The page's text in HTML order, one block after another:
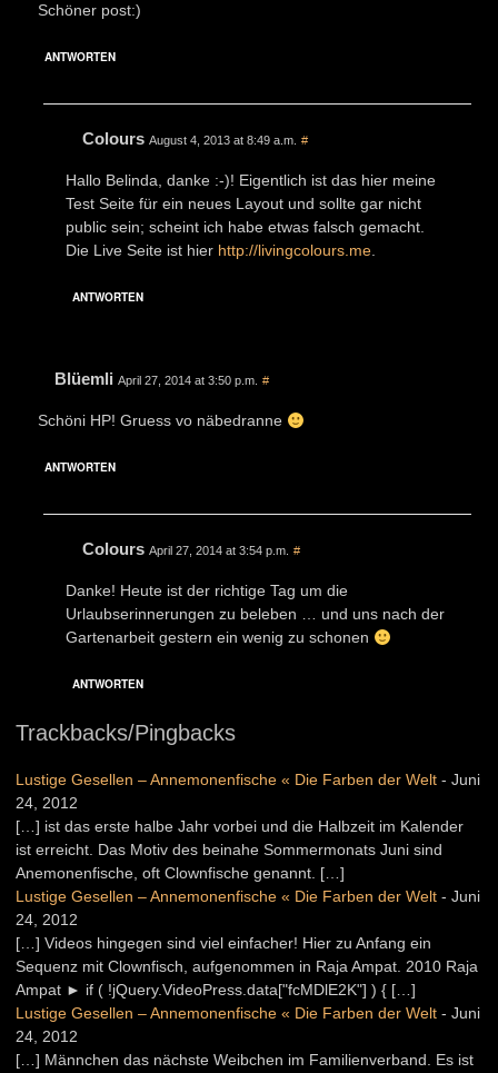
Schöner post:)
ANTWORTEN
Colours August 4, 2013 at 8:49 a.m. #
Hallo Belinda, danke :-)! Eigentlich ist das hier meine
Test Seite für ein neues Layout und sollte gar nicht
public sein; scheint ich habe etwas falsch gemacht.
Die Live Seite ist hier http://livingcolours.me
ANTWORTEN
Blüemli April 27, 2014 at 3:50 p.m. #
Schöni HP! Gruess vo näbedranne
ANTWORTEN
Colours April 27, 2014 at 3:54 p.m. #
Danke! Heute ist der richtige Tag um die
Urlaubserinnerungen zu beleben … und uns nach der
Gartenarbeit gestern ein wenig zu schonen
ANTWORTEN
Trackbacks/Pingbacks
Lustige Gesellen – Annemonenfische « Die Farben der Welt - Juni
24, 2012
[…] ist das erste halbe Jahr vorbei und die Halbzeit im Kalender
ist erreicht. Das Motiv des beinahe Sommermonats Juni sind
Anemonenfische, oft Clownfische genannt. […]
Lustige Gesellen – Annemonenfische « Die Farben der Welt - Juni
24, 2012
[…] Videos hingegen sind viel einfacher! Hier zu Anfang ein
Sequenz mit Clownfisch, aufgenommen in Raja Ampat. 2010 Raja
Ampat ► if ( !jQuery.VideoPress.data["fcMDlE2K"] ) { […]
Lustige Gesellen – Annemonenfische « Die Farben der Welt - Juni
24, 2012
[…] Männchen das nächste Weibchen im Familienverband. Es ist